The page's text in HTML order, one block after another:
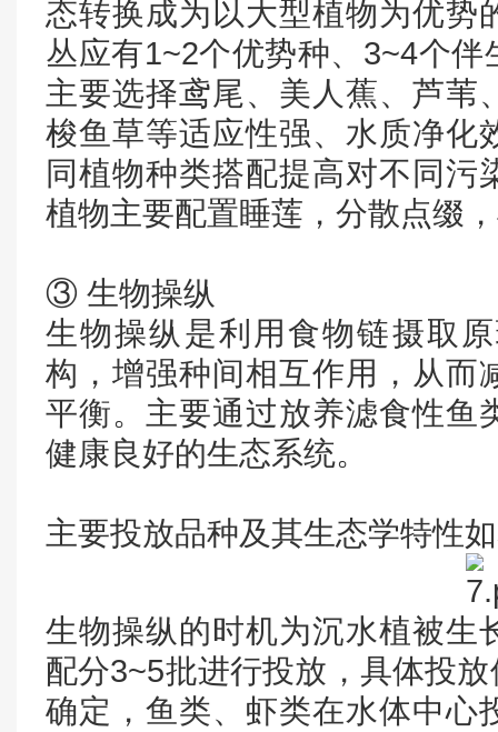
态转换成为以大型植物为优势
丛应有1~2个优势种、3~4个
主要选择鸢尾、美人蕉、芦苇
梭鱼草等适应性强、水质净化
同植物种类搭配提高对不同污
植物主要配置睡莲，分散点缀
③ 生物操纵
生物操纵是利用食物链摄取
构，增强种间相互作用，从而
平衡。主要通过放养滤食性鱼
健康良好的生态系统。
主要投放品种及其生态学特性
生物操纵的时机为沉水植被生
配分3~5批进行投放，具体投
确定，鱼类、虾类在水体中心